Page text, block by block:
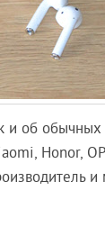
и об
Honor,